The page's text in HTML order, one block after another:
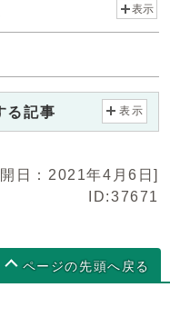
表示
る記事 表示
日：2021年4月6日]
ID:37671
ページの先頭へ戻る